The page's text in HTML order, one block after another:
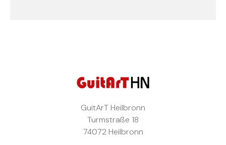
GuitArTHeilbronn
Turmstraße 18
74072 Heilbronn